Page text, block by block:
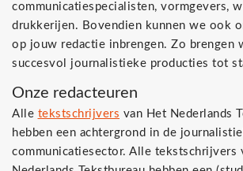
communicatiespecialisten, vormgevers,
drukkerijen. Bovendien kunnen we ook
op jouw redactie inbrengen. Zo brengen
succesvol journalistieke producties tot
Onze redacteuren
Alle tekstschrijvers van Het Nederlands
hebben een achtergrond in de
communicatiesector. Alle tekstschrijvers